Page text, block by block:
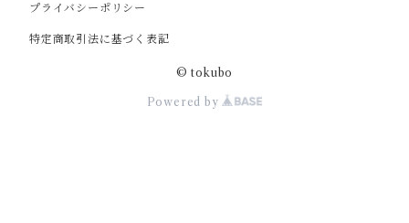
プライバシーポリシー
特定商取引法に基づく表記
© tokubo
Powered by